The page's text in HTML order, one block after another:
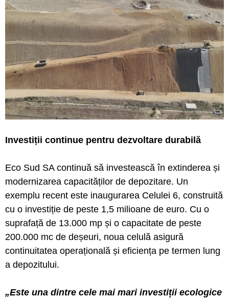
Investiții continue pentru dezvoltare durabilă
Eco Sud SA continuă să investească în extinderea și
modernizarea capacităților de depozitare. Un
exemplu recent este inaugurarea Celulei 6, construită
cu o investiție de peste 1,5 milioane de euro. Cu o
suprafață de 13.000 mp și o capacitate de peste
200.000 mc de deșeuri, noua celulă asigură
continuitatea operațională și eficiența pe termen lung
a depozitului.
„Este una dintre cele mai mari investiții ecologice